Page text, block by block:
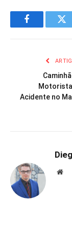
Facebook
Acidente no